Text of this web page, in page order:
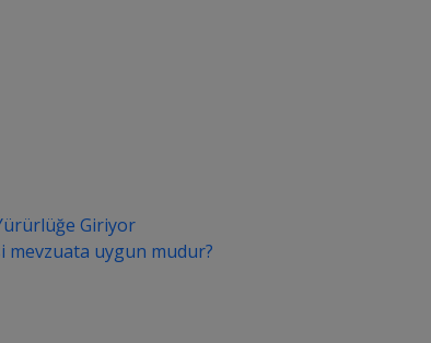
Giriyor
mevzuata uygun mudur?